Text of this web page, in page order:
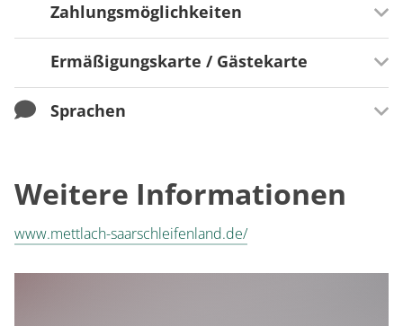
Merkmale
Open Air
keine Anmeldung erforderlich
Zahlungsmöglichkeiten
Zahlungsmöglichkeiten
Barzahlung
Ermäßigungskarte / Gästekarte
Teilnahme Saarland Card?
Vorteil
der Führung kostenfrei.
Sprachen
Deutsch
Weitere Informationen
www.mettlach-saarschleifenland.de/